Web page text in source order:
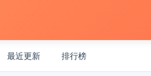
最近更新 排行榜